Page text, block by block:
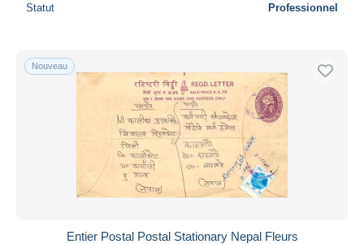
Statut Professionnel
Nouveau
Entier Postal Postal Stationary Nepal Fleurs